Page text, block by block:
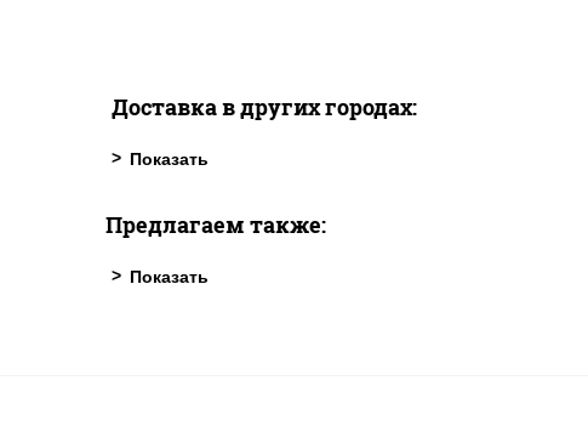
Доставка в других городах:
Предлагаем также: